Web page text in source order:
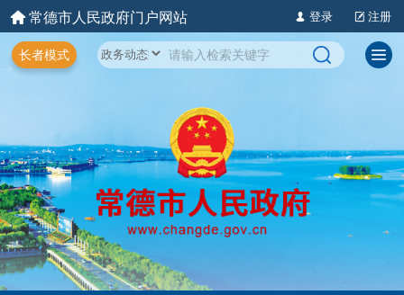
常德市人民政府门户网站 登录 注册
长者模式